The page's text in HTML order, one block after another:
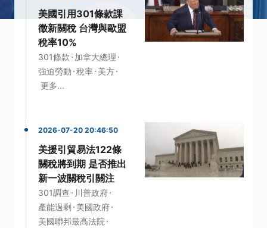
美國引用301條款課
徵新關稅 台灣與歐盟
稅率10%
301條款 · 加拿大總理 ·
強迫勞動 ·稅率· 美方·
更多...
2026-07-20 20:46:50
美援引貿易法122條
關稅將到期 是否推出
新一波關稅引關注
301調查 · 川普政府·
產能過剩 · 美國政府·
美國聯邦最高法院 ·